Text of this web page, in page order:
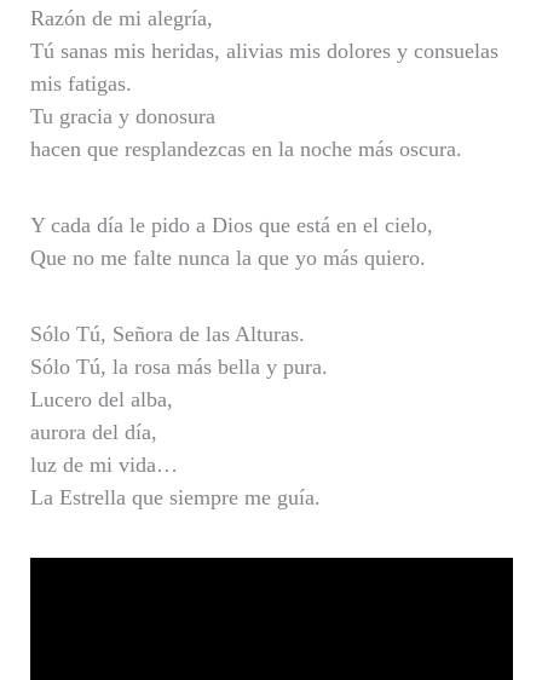
Razón de mi alegría,
Tú sanas mis heridas, alivias mis dolores y consuelas
mis fatigas.
Tu gracia y donosura
hacen que resplandezcas en la noche más oscura.
Y cada día le pido a Dios que está en el cielo,
Que no me falte nunca la que yo más quiero.
Sólo Tú, Señora de las Alturas.
Sólo Tú, la rosa más bella y pura.
Lucero del alba,
aurora del día,
luz de mi vida…
La Estrella que siempre me guía.